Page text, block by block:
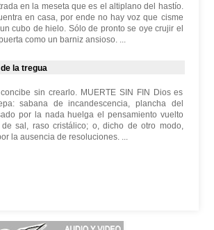
en la meseta que es el altiplano del hastío.
en casa, por ende no hay voz que cisme
cubo de hielo. Sólo de pronto se oye crujir el
como un barniz ansioso. ...
la tregua
sin crearlo. MUERTE SIN FIN Dios es
sabana de incandescencia, plancha del
por la nada huelga el pensamiento vuelto
sal, raso cristálico; o, dicho de otro modo,
la ausencia de resoluciones. ...